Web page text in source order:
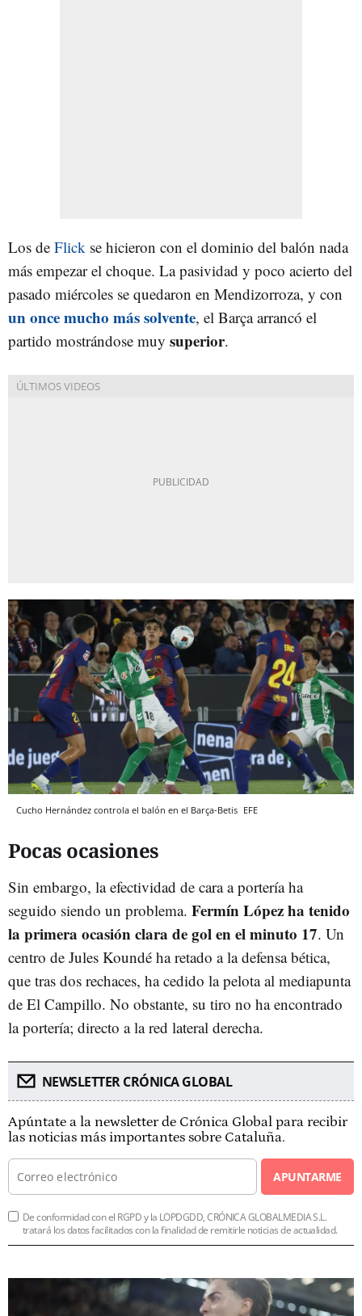
Los de Flick se hicieron con el dominio del balón nada
más empezar el choque. La pasividad y poco acierto del
pasado miércoles se quedaron en Mendizorroza, y con
un once mucho más solvente, el Barça arrancó el
partido mostrándose muy superior.
Cucho Hernández controla el balón en el Barça-Betis EFE
Pocas ocasiones
Sin embargo, la efectividad de cara a portería ha
seguido siendo un problema. Fermín López ha tenido
la primera ocasión clara de gol en el minuto 17. Un
centro de Jules Koundé ha retado a la defensa bética,
que tras dos rechaces, ha cedido la pelota al mediapunta
de El Campillo. No obstante, su tiro no ha encontrado
la portería; directo a la red lateral derecha.
NEWSLETTER CRÓNICA GLOBAL
Apúntate a la newsletter de Crónica Global para recibir
las noticias más importantes sobre Cataluña.
APUNTARME
De conformidad con el RGPD y la LOPDGDD, CRÓNICA GLOBALMEDIA S.L.
tratará los datos facilitados con la finalidad de remitirle noticias de actualidad.